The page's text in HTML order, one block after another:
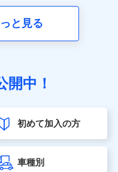
neofirst.co.jp/）
life.co.jp）
と見る
中！
初めて加入の方
車種別